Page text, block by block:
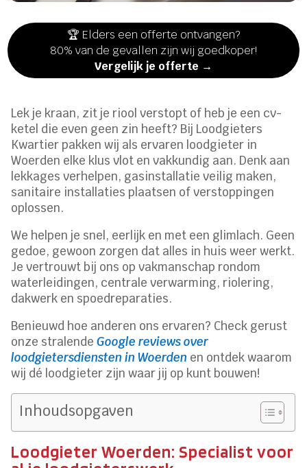
🏆 Elders een offerte ontvangen?
80% van de gevallen zijn wij goedkoper!
Vergelijk je offerte →
Lek je kraan, zit je riool verstopt of heb je een cv-
ketel die even geen zin heeft? Bij Loodgieters
Kwartier pakken wij als ervaren loodgieter in
Woerden elke klus vlot en vakkundig aan. Denk aan
lekkages verhelpen, gasinstallatie veilig maken,
sanitaire installaties plaatsen of verstoppingen
oplossen.
We helpen je snel, eerlijk en met een glimlach. Geen
gedoe, gewoon zorgen dat alles in huis weer werkt.
Je vertrouwt bij ons op vakmanschap rondom
waterleidingen, centrale verwarming, riolering,
dakwerk en spoedreparaties.
Benieuwd hoe anderen ons ervaren? Check gerust
onze stralendeGoogle reviews over
loodgietersdiensten in Woerden en ontdek waarom
wij dé loodgieter zijn waar jij op kunt bouwen!
Inhoudsopgaven
Loodgieter Woerden: Specialist voor